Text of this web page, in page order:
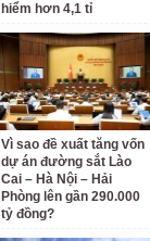
hiểm hơn 4,1 tỉ
Vì sao đề xuất tăng vốn
dự án đường sắt Lào
Cai – Hà Nội – Hải
Phòng lên gần 290.000
tỷ đồng?